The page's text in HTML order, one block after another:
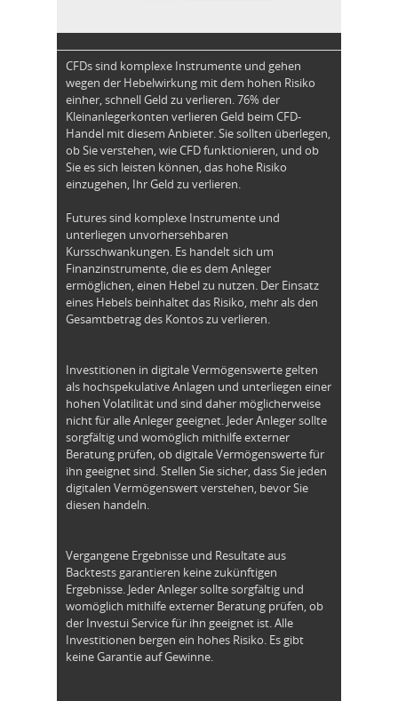
CFDs sind komplexe Instrumente und gehen
wegen der Hebelwirkung mit dem hohen Risiko
einher, schnell Geld zu verlieren. 76% der
Kleinanlegerkonten verlieren Geld beim CFD-
Handel mit diesem Anbieter. Sie sollten überlegen,
ob Sie verstehen, wie CFD funktionieren, und ob
Sie es sich leisten können, das hohe Risiko
einzugehen, Ihr Geld zu verlieren.
Futures sind komplexe Instrumente und
unterliegen unvorhersehbaren
Kursschwankungen. Es handelt sich um
Finanzinstrumente, die es dem Anleger
ermöglichen, einen Hebel zu nutzen. Der Einsatz
eines Hebels beinhaltet das Risiko, mehr als den
Gesamtbetrag des Kontos zu verlieren.
Investitionen in digitale Vermögenswerte gelten
als hochspekulative Anlagen und unterliegen einer
hohen Volatilität und sind daher möglicherweise
nicht für alle Anleger geeignet. Jeder Anleger sollte
sorgfältig und womöglich mithilfe externer
Beratung prüfen, ob digitale Vermögenswerte für
ihn geeignet sind. Stellen Sie sicher, dass Sie jeden
digitalen Vermögenswert verstehen, bevor Sie
diesen handeln.
Vergangene Ergebnisse und Resultate aus
Backtests garantieren keine zukünftigen
Ergebnisse. Jeder Anleger sollte sorgfältig und
womöglich mithilfe externer Beratung prüfen, ob
der Investui Service für ihn geeignet ist. Alle
Investitionen bergen ein hohes Risiko. Es gibt
keine Garantie auf Gewinne.